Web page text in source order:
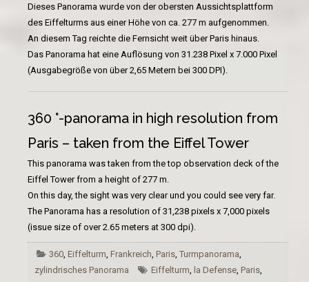
Dieses Panorama wurde von der obersten Aussichtsplattform
des Eiffelturms aus einer Höhe von ca. 277 m aufgenommen.
An diesem Tag reichte die Fernsicht weit über Paris hinaus.
Das Panorama hat eine Auflösung von 31.238 Pixel x 7.000 Pixel
(Ausgabegröße von über 2,65 Metern bei 300 DPI).
360 °-panorama in high resolution from
Paris – taken from the Eiffel Tower
This panorama was taken from the top observation deck of the
Eiffel Tower from a height of 277 m
On this day, the sight was very clear und you could see very far.
The Panorama has a resolution of 31,238 pixels x 7,000 pixels
(issue size of over 2.65 meters at 300 dpi)
360 ,Eiffelturm ,Frankreich ,Paris ,Turmpanorama
zylindrisches Panorama
Eiffelturm la Defense, Paris,